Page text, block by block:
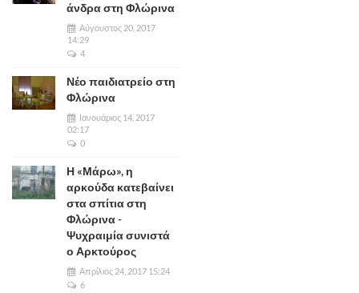
άνδρα στη Φλώρινα
Αύγουστος 20, 2017
14:29
4
Νέο παιδιατρείο στη
Φλώρινα
Ιανουάριος 14, 2017
02:17
0
Η «Μάρω», η
αρκούδα κατεβαίνει
στα σπίτια στη
Φλώρινα -
Ψυχραιμία συνιστά
ο Αρκτούρος
Απρίλιος 24, 2017 15:24
6